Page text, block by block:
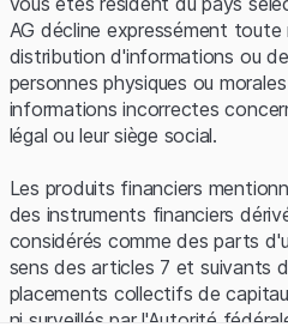
AG décline expressément toute
distribution d'informations ou
personnes physiques ou
informations incorrectes
légal ou leur siège social.
Les produits financiers
des instruments financiers
considérés comme des parts
sens des articles 7 et suivants
placements collectifs de
ni surveillés par l'Autorité